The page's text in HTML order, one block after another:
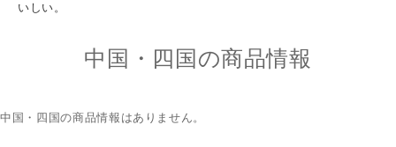
いしい。
中国・四国の商品情報
中国・四国の商品情報はありません。